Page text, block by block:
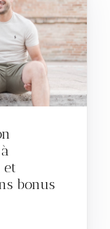
et
bonus